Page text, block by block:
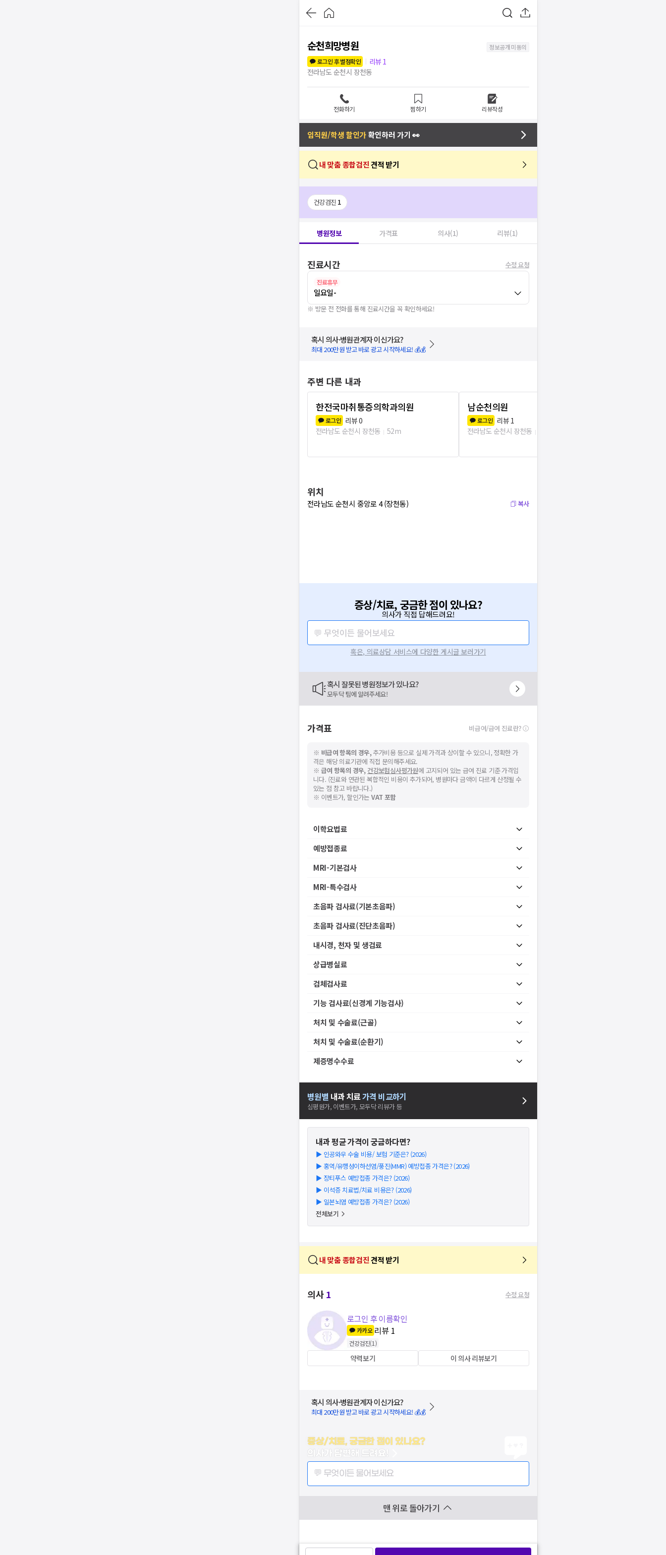
순천희망병원
정보공개 미동의
로그인 후 별점확인
리뷰 1
전라남도 순천시 장천동
전화하기 찜하기 리뷰작성
임직원/학생 할인가확인하러 가기 👀
내 맞춤 종합검진 견적 받기
건강검진 1
병원정보 가격표 의사(1) 리뷰(1)
진료시간 수정 요청
진료휴무
일요일-
※ 방문 전 전화를 통해 진료시간을 꼭 확인하세요!
혹시 의사·병원관계자 이신가요?
최대 200만원 받고 바로 광고 시작하세요! 💰💰
주변 다른 내과
한전국마취통증의학과의원
로그인 리뷰0
전라남도 순천시 장천동
52m
남순천의원
로그인 리뷰 1
전라남도 순천시 장천동
위치
전라남도 순천시 중앙로 4 (장천동) 복사
증상/치료, 궁금한 점이 있나요?
의사가 직접 답해드려요!
💬 무엇이든 물어보세요
혹은, 의료상담 서비스에 다양한 게시글 보러가기
혹시 잘못된 병원정보가 있나요?
모두닥 팀에 알려주세요!
가격표 비급여/급여 진료란?
※ 비급여 항목의 경우,추가비용 등으로 실제 가격과 상이할 수 있으니, 정확한 가
격은 해당 의료기관에 직접 문의해주세요.
※ 급여 항목의 경우, 건강보험심사평가원에 고지되어 있는 급여 진료 기준 가격입
니다. (진료와 연관된 복합적인 비용이 추가되어, 병원마다 금액이 다르게 산정될 수
있는 점 참고 바랍니다.)
※ 이벤트가, 할인가는VAT 포함
이학요법료
예방접종료
MRI-기본검사
MRI-특수검사
초음파 검사료(기본초음파)
초음파 검사료(진단초음파)
내시경, 천자 및 생검료
상급병실료
검체검사료
기능 검사료(신경계 기능검사)
처치 및 수술료(근골)
처치 및 수술료(순환기)
제증명수수료
병원별 내과치료가격 비교하기
심평원가, 이벤트가, 모두닥 리뷰가 등
내과평균 가격이 궁금하다면?
▶ 인공와우 수술 비용/ 보험 기준은? (2026)
▶ 홍역/유행성이하선염/풍진(MMR) 예방접종 가격은? (2026)
▶ 장티푸스 예방접종 가격은? (2026)
▶ 이석증 치료법/치료 비용은? (2026)
▶ 일본뇌염 예방접종 가격은? (2026)
전체보기
내 맞춤 종합검진 견적 받기
의사1 수정 요청
로그인 후 이름확인
카카오 리뷰 1
건강검진(1)
약력보기 이 의사 리뷰보기
혹시 의사·병원관계자 이신가요?
최대 200만원 받고 바로 광고 시작하세요! 💰💰
증상/치료, 궁금한 점이 있나요?
의사가 답변해 드려요!
💬 무엇이든 물어보세요
맨 위로 돌아가기